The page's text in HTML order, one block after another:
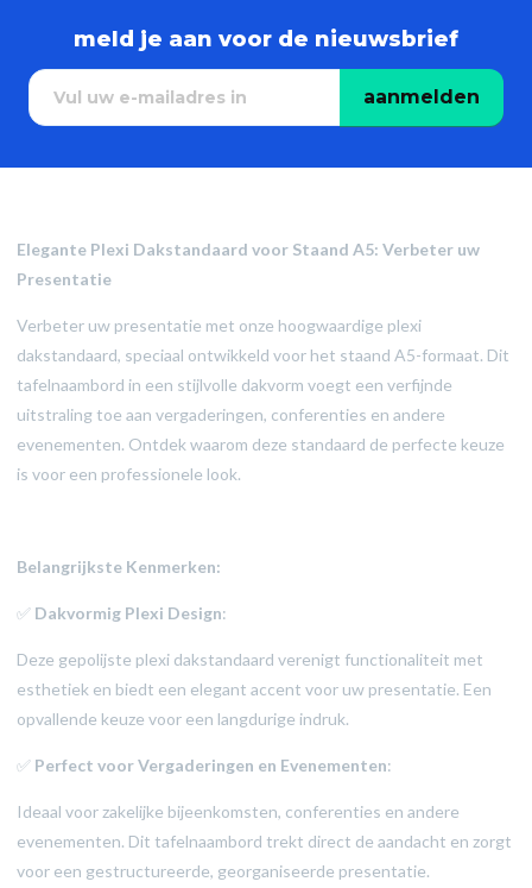
meld je aan voor de nieuwsbrief
aanmelden
Elegante Plexi Dakstandaard voor Staand A5: Verbeter uw
Presentatie
Verbeter uw presentatie met onze hoogwaardige plexi
dakstandaard, speciaal ontwikkeld voor het staand A5-formaat. Dit
tafelnaambord in een stijlvolle dakvorm voegt een verfijnde
uitstraling toe aan vergaderingen, conferenties en andere
evenementen. Ontdek waarom deze standaard de perfecte keuze
is voor een professionele look.
Belangrijkste Kenmerken:
✅ Dakvormig Plexi Design:
Deze gepolijste plexi dakstandaard verenigt functionaliteit met
esthetiek en biedt een elegant accent voor uw presentatie. Een
opvallende keuze voor een langdurige indruk.
✅ Perfect voor Vergaderingen en Evenementen:
Ideaal voor zakelijke bijeenkomsten, conferenties en andere
evenementen. Dit tafelnaambord trekt direct de aandacht en zorgt
voor een gestructureerde, georganiseerde presentatie.